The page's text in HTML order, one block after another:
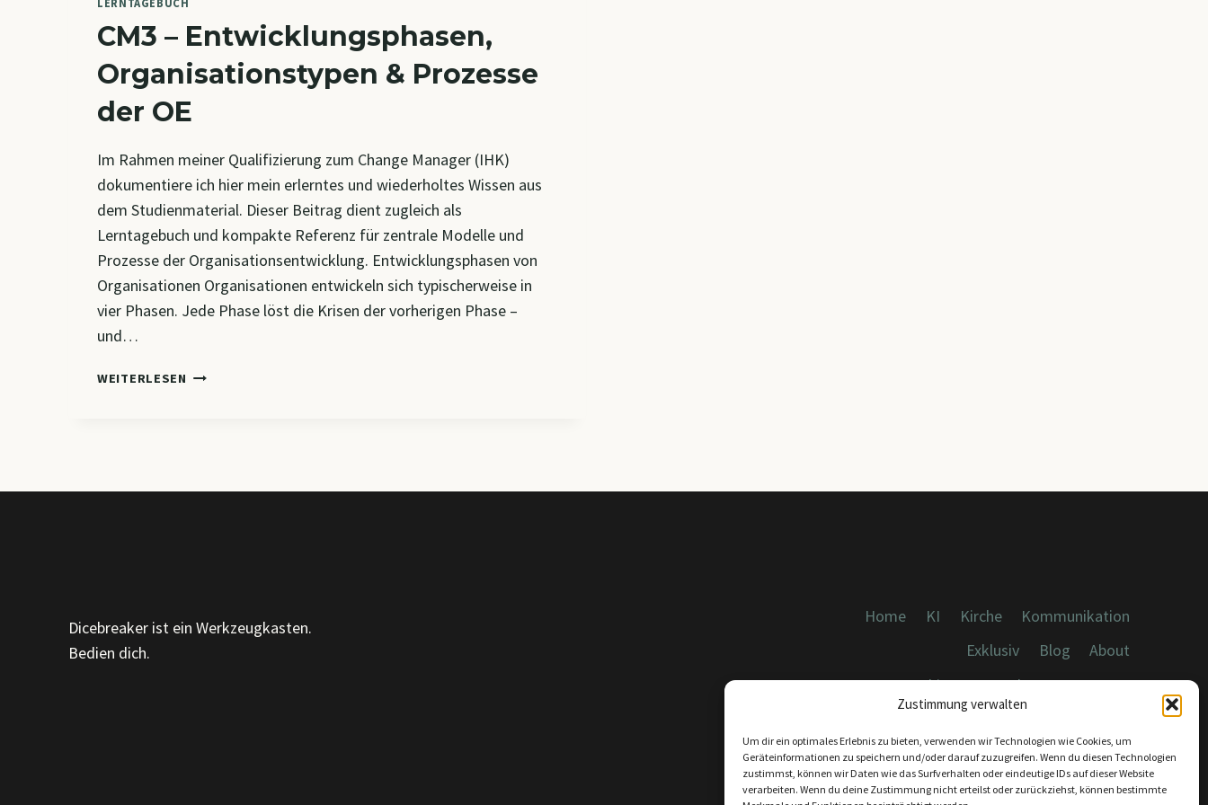
Zustimmung verwalten
Um dir ein optimales Erlebnis zu bieten, verwenden wir Technologien wie Cookies, um
Geräteinformationen zu speichern und/oder darauf zuzugreifen. Wenn du diesen Technologien
zustimmst, können wir Daten wie das Surfverhalten oder eindeutige IDs auf dieser Website
verarbeiten. Wenn du deine Zustimmung nicht erteilst oder zurückziehst, können bestimmte
LERNTAGEBUCH
CM3 – Entwicklungsphasen,
Organisationstypen & Prozesse
der OE
Im Rahmen meiner Qualifizierung zum Change Manager (IHK)
dokumentiere ich hier mein erlerntes und wiederholtes Wissen aus
dem Studienmaterial. Dieser Beitrag dient zugleich als
Lerntagebuch und kompakte Referenz für zentrale Modelle und
Prozesse der Organisationsentwicklung. Entwicklungsphasen von
Organisationen Organisationen entwickeln sich typischerweise in
vier Phasen. Jede Phase löst die Krisen der vorherigen Phase –
und…
WEITERLESEN CM3
Dicebreaker ist ein Werkzeugkasten.
Bedien dich.
Home KI Kirche
Kommunikation
Exklusiv
Blog
About
Cookies, Datenschutz, Impressum
KONTAKT: